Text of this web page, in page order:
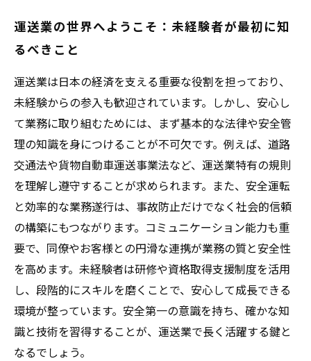
る理由
未経験からプロへ：運送業界で長く活躍し続け
るための道筋
運送業界で求められる法令順守と最新のルール
解説
未経験者向け安心ガイド：運送業で夢を叶える
ための一歩
運送業の世界へようこそ：未経験者が最初に知
るべきこと
運送業は日本の経済を支える重要な役割を担っており、
未経験からの参入も歓迎されています。しかし、安心し
て業務に取り組むためには、まず基本的な法律や安全管
理の知識を身につけることが不可欠です。例えば、道路
交通法や貨物自動車運送事業法など、運送業特有の規則
を理解し遵守することが求められます。また、安全運転
と効率的な業務遂行は、事故防止だけでなく社会的信頼
の構築にもつながります。コミュニケーション能力も重
要で、同僚やお客様との円滑な連携が業務の質と安全性
を高めます。未経験者は研修や資格取得支援制度を活用
し、段階的にスキルを磨くことで、安心して成長できる
環境が整っています。安全第一の意識を持ち、確かな知
識と技術を習得することが、運送業で長く活躍する鍵と
なるでしょう。